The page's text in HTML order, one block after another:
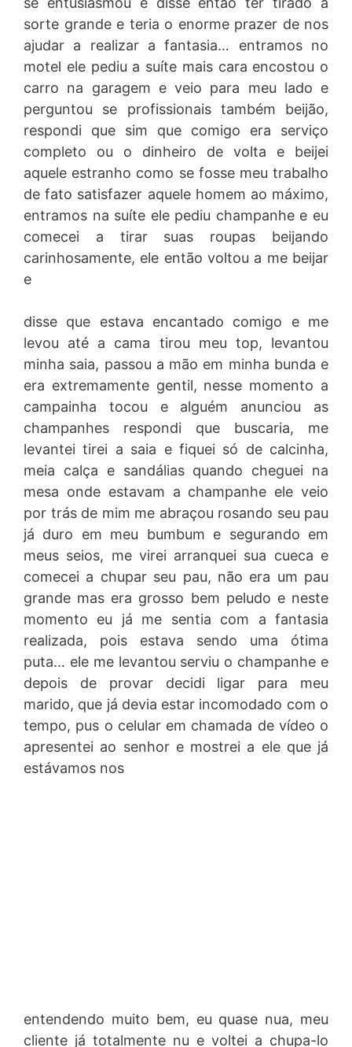
sorte grande e teria o enorme prazer de nos
ajudar a realizar a fantasia… entramos no
motel ele pediu a suíte mais cara encostou o
carro na garagem e veio para meu lado e
perguntou se profissionais também beijão,
respondi que sim que comigo era serviço
completo ou o dinheiro de volta e beijei
aquele estranho como se fosse meu trabalho
de fato satisfazer aquele homem ao máximo,
entramos na suíte ele pediu champanhe e eu
comecei a tirar suas roupas beijando
carinhosamente, ele então voltou a me beijar
e
disse que estava encantado comigo e me
levou até a cama tirou meu top, levantou
minha saia, passou a mão em minha bunda e
era extremamente gentil, nesse momento a
campainha tocou e alguém anunciou as
champanhes respondi que buscaria, me
levantei tirei a saia e fiquei só de calcinha,
meia calça e sandálias quando cheguei na
mesa onde estavam a champanhe ele veio
por trás de mim me abraçou rosando seu pau
já duro em meu bumbum e segurando em
meus seios, me virei arranquei sua cueca e
comecei a chupar seu pau, não era um pau
grande mas era grosso bem peludo e neste
momento eu já me sentia com a fantasia
realizada, pois estava sendo uma ótima
puta… ele me levantou serviu o champanhe e
depois de provar decidi ligar para meu
marido, que já devia estar incomodado com o
tempo, pus o celular em chamada de vídeo o
apresentei ao senhor e mostrei a ele que já
estávamos nos
entendendo muito bem, eu quase nua, meu
cliente já totalmente nu e voltei a chupa-lo